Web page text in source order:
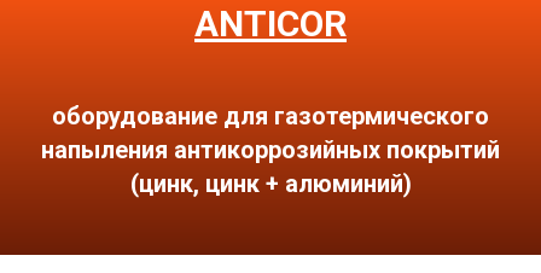
ANTICOR
оборудование для газотермического
напыления антикоррозийных покрытий
(цинк, цинк + алюминий)